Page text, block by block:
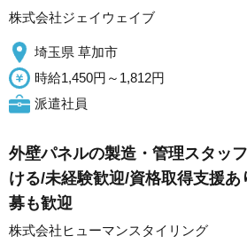
株式会社ジェイウェイブ
埼玉県 草加市
時給1,450円～1,812円
派遣社員
外壁パネルの製造・管理スタッ
ける/未経験歓迎/資格取得支援
募も歓迎
株式会社ヒューマンスタイリング